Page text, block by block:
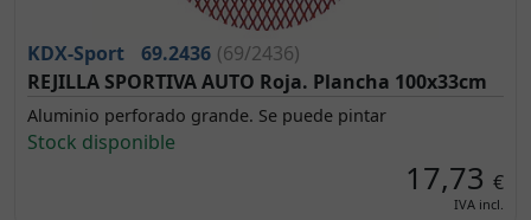
KDX-Sport 69.2436 (69/2436)
REJILLA SPORTIVA AUTO Roja. Plancha 100x33cm
Aluminio perforado grande. Se puede pintar
Stock disponible
17,73 €
IVA incl.